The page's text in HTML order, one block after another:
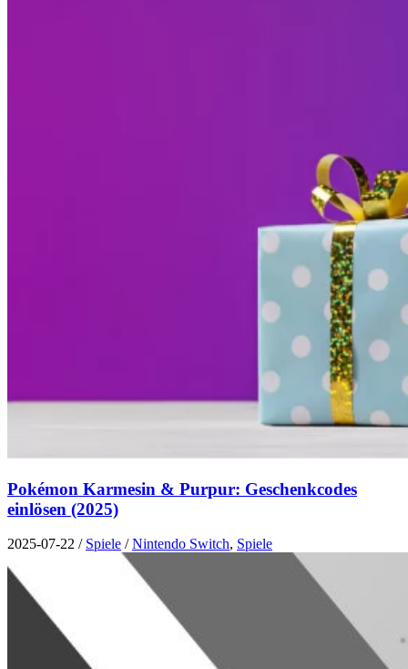
Pokémon Karmesin & Purpur: Geschenkcodes
einlösen (2025)
2025-07-22 / Spiele /Nintendo Switch, Spiele